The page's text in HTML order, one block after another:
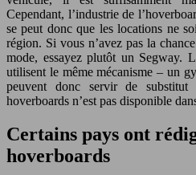
Cependant, l’industrie de
se peut donc que les locations ne
région. Si vous n’avez pas la
mode, essayez plutôt un Segway.
utilisent le même mécanisme – un
peuvent donc servir de
hoverboards n’est pas disponible
Certains pays ont
hoverboards